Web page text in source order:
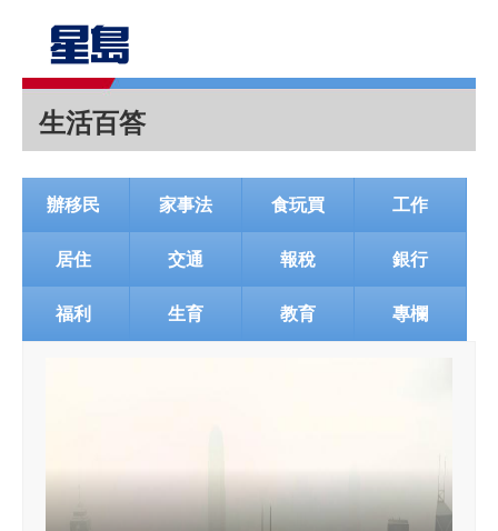
生活百答
辦移民 家事法 食玩買 工作
居住 交通 報稅 銀行
福利 生育 教育 專欄